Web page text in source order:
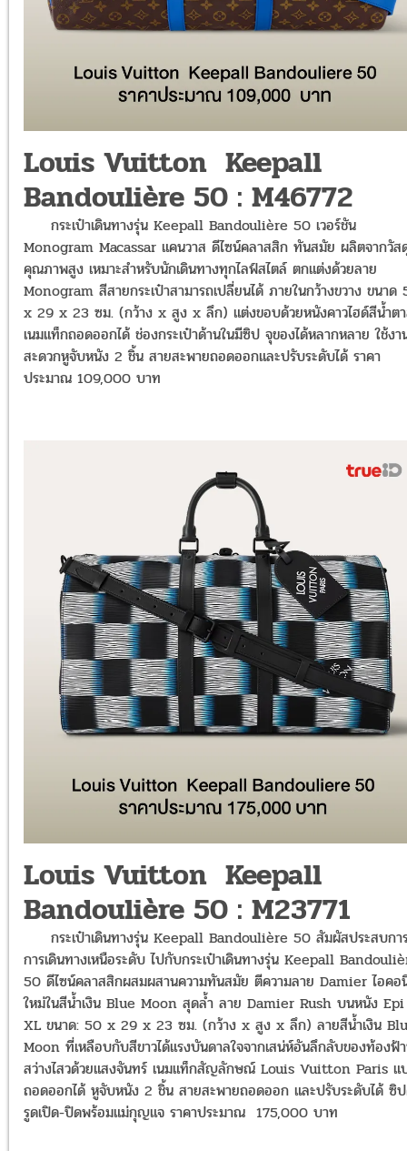
Louis Vuitton Keepall
Bandoulière 50 : M46772
กระเป๋าเดินทางรุ่น Keepall Bandoulière 50 เวอร์ชัน
Monogram Macassar แคนวาส ดีไซน์คลาสสิก ทันสมัย ผลิตจากวัส
คุณภาพสูง เหมาะสำหรับนักเดินทางทุกไลฟ์สไตล์ ตกแต่งด้วยลาย
Monogram สีสายกระเป๋าสามารถเปลี่ยนได้ ภายในกว้างขวาง ขนาด
x 29 x 23 ซม. (กว้าง x สูง x ลึก) แต่งขอบด้วยหนังคาวไฮด์สีน้ำต
เนมแท็กถอดออกได้ ช่องกระเป๋าด้านในมีซิป จุของได้หลากหลาย ใช้งา
สะดวกหูจับหนัง 2 ชิ้น สายสะพายถอดออกและปรับระดับได้ ราคา
ประมาณ 109,000 บาท
Louis Vuitton Keepall
Bandoulière 50 : M23771
กระเป๋าเดินทางรุ่น Keepall Bandoulière 50 สัมผัสประสบก
การเดินทางเหนือระดับ ไปกับกระเป๋าเดินทางรุ่น Keepall
50 ดีไซน์คลาสสิกผสมผสานความทันสมัย ตีความลาย Damier ไอคอ
ใหม่ในสีน้ำเงิน Blue Moon สุดล้ำ ลาย Damier Rush บนหนัง Epi
XL ขนาด: 50 x 29 x 23 ซม. (กว้าง x สูง x ลึก) ลายสีน้ำเงิน
Moon ที่เหลือบกับสีขาวได้แรงบันดาลใจจากเสน่ห์อันลึกลับของท้องฟ้
สว่างไสวด้วยแสงจันทร์ เนมแท็กสัญลักษณ์ Louis Vuitton Paris แ
ถอดออกได้ หูจับหนัง 2 ชิ้น สายสะพายถอดออก และปรับระดับได้ ซิ
รูดเปิด-ปิดพร้อมแม่กุญแจ ราคาประมาณ 175,000 บาท